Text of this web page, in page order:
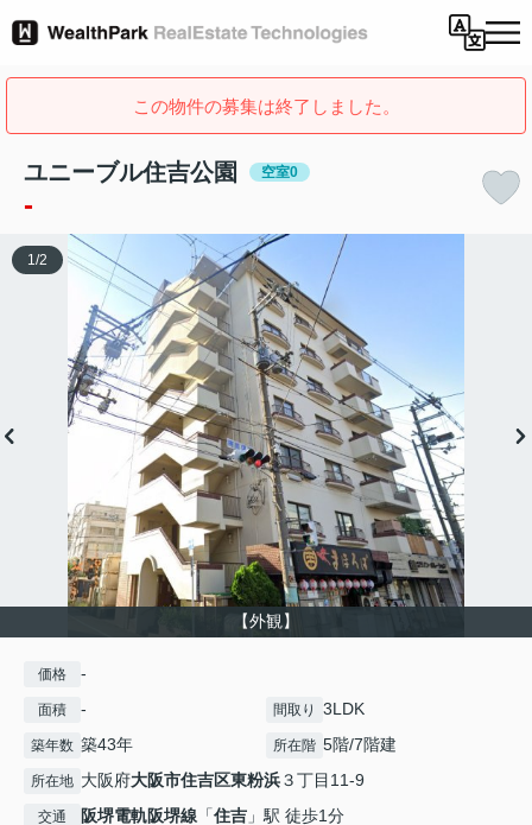
この物件の募集は終了しました。
ユニーブル住吉公園 空室0
-
【外観】
1/2
価格 -
面積 - 間取り 3LDK
築年数 築43年 所在階 5階/7階建
所在地 大阪府大阪市住吉区東粉浜３丁目11-9
交通 阪堺電軌阪堺線 「住吉 」駅 徒歩1分